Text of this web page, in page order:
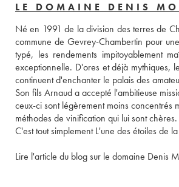
LE DOMAINE DENIS
Né en 1991 de la division des terres de
commune de Gevrey-Chambertin pour
typé, les rendements impitoyablement
exceptionnelle. D'ores et déjà mythiques,
continuent d'enchanter le palais des
Son fils Arnaud a accepté l'ambitieuse
ceux-ci sont légèrement moins concentrés
méthodes de vinification qui lui sont chères.
C'est tout simplement L'une des étoiles de
Lire l'article du blog sur le domaine Denis